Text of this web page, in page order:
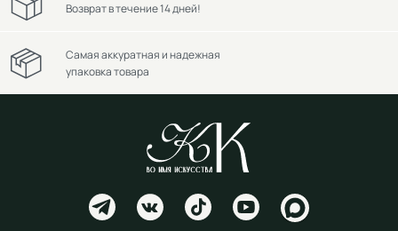
Возврат в течение 14 дней!
Самая аккуратная и надежная
упаковка товара